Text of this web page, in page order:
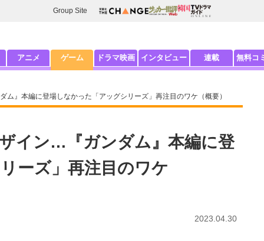
Group Site
アニメ ゲーム ドラマ映画 インタビュー 連載 無料コ
』本編に登場しなかった「アッグシリーズ」再注目のワケ（概要）
イン…『ガンダム』本編に登
ーズ」再注目のワケ
2023.04.30